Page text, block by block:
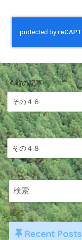
前の記事
その４６
その４８
Recent Posts